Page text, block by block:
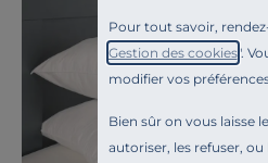
Pour tout savoir,
Gestion des cookies".
modifier vos
Bien sûr on vous laisse
autoriser, les refuser, ou